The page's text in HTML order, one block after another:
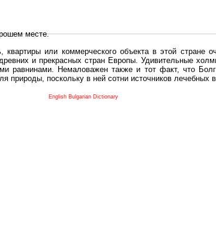
месте.
или коммерческого объекта в этой стране
и прекрасных стран Европы. Удивительные
равнинами. Немаловажен также и тот факт, что
поскольку в ней сотни источников лечебных
в Болгария недвижимость заключено в том, что
English Bulgarian Dictionary